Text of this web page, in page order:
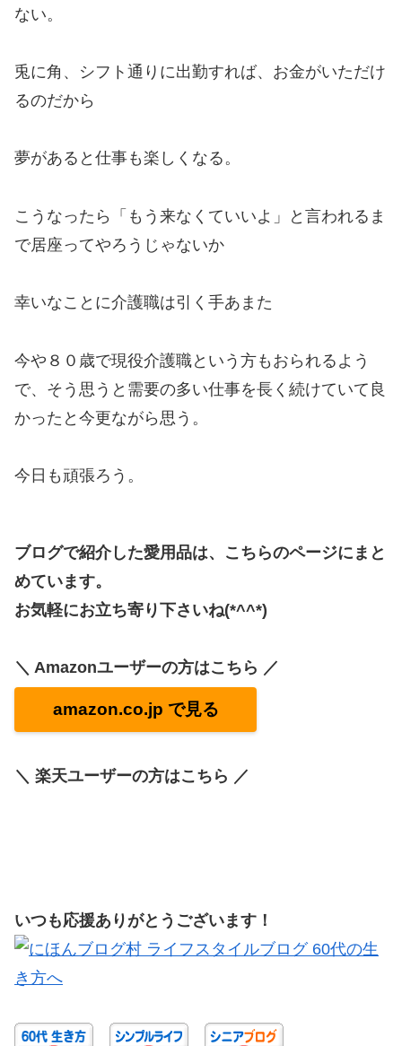
ない。
兎に角、シフト通りに出勤すれば、お金がいただけ
るのだから
夢があると仕事も楽しくなる。
こうなったら「もう来なくていいよ」と言われるま
で居座ってやろうじゃないか
幸いなことに介護職は引く手あまた
今や８０歳で現役介護職という方もおられるよう
で、そう思うと需要の多い仕事を長く続けていて良
かったと今更ながら思う。
今日も頑張ろう。
ブログで紹介した愛用品は、こちらのページにまと
めています。
お気軽にお立ち寄り下さいね(*^^*)
＼ Amazonユーザーの方はこちら ／
amazon.co.jp で見る
＼ 楽天ユーザーの方はこちら ／
いつも応援ありがとうございます！